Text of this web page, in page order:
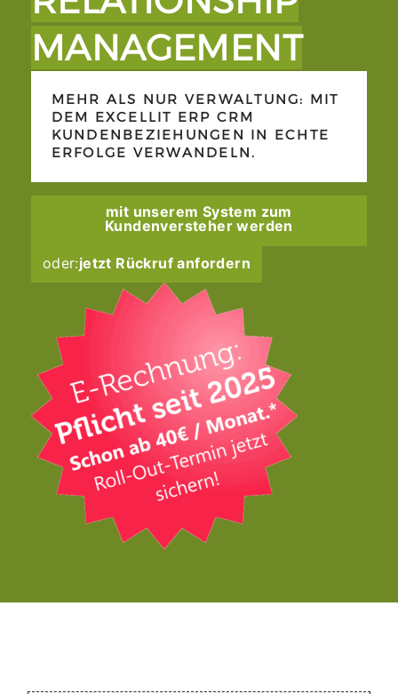
MANAGEMENT
MEHR ALS NUR VERWALTUNG: MIT
DEM EXCELLIT ERP CRM
KUNDENBEZIEHUNGEN IN ECHTE
ERFOLGE VERWANDELN.
mit unserem System zum
Kundenversteher werden
oder:jetzt Rückruf anfordern